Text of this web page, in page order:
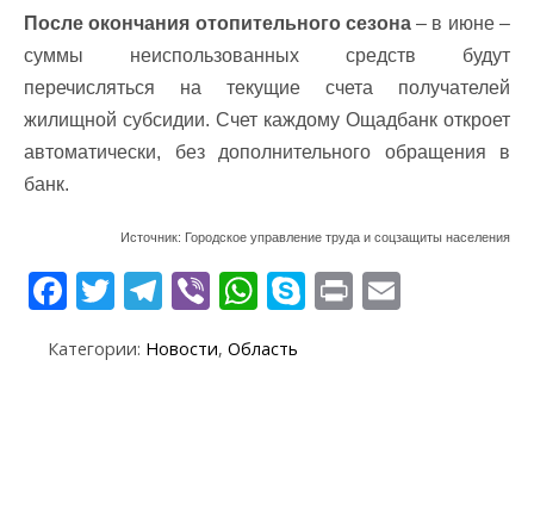
После окончания отопительного сезона– в июне –
суммы неиспользованных средств будут
перечисляться на текущие счета получателей
жилищной субсидии. Счет каждому Ощадбанк откроет
автоматически, без дополнительного обращения в
банк.
Источник: Городское управление труда и соцзащиты населения
F
e
T
itt
T
e
Vi
er
W
at
S Pr
Категории: Новости, Область